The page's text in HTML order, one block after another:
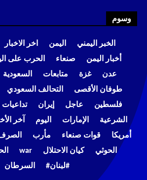
وسوم
الخبر اليمني اليمن اخر الاخبار
أخبار اليمن
صنعاء الحرب على
عدن
غزة متابعات السعودية
طوفان الأقصى
التحالف السعودي
فلسطين
عاجل إيران
الشرعية
الإمارات اليوم آخر
أمريكا
قوات صنعاء مأرب
الحوثي
كيان الاحتلال war
#لبنان#
السرطان